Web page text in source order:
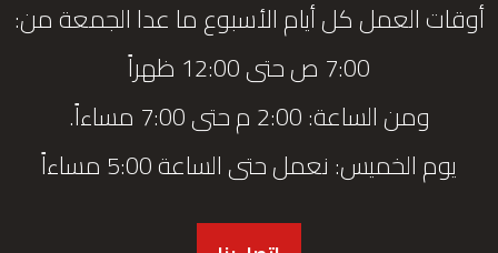
أوقات العمل كل أيام الأسبوع ما عدا الجمعة من:
7:00 ص حتى 12:00 ظهراً
ومن الساعة: 2:00 م حتى 7:00 مساءاً.
يوم الخميس: نعمل حتى الساعة 5:00 مساءاً